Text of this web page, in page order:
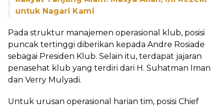
untuk Nagari Kami
‎Pada struktur manajemen operasional klub, posisi
puncak tertinggi diberikan kepada Andre Rosiade
sebagai Presiden Klub. Selain itu, terdapat jajaran
penasehat klub yang terdiri dari H. Suhatman Iman
dan Verry Mulyadi.
‎Untuk urusan operasional harian tim, posisi Chief